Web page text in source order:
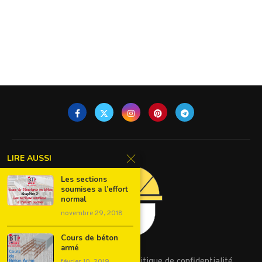
LIRE AUSSI
Les sections
soumises a l’effort
normal
novembre 29, 2018
Cours de béton
armé